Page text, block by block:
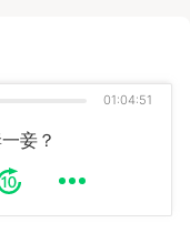
妾？
01:04:51